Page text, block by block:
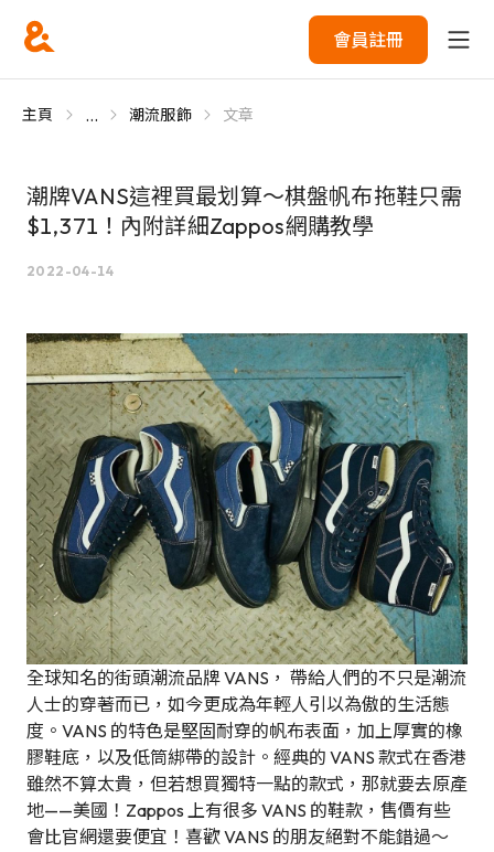
會員註冊
主頁 ... 潮流服飾 文章
潮牌VANS這裡買最划算～棋盤帆布拖鞋只需
$1,371！內附詳細Zappos網購教學
2022-04-14
全球知名的街頭潮流品牌 VANS， 帶給人們的不只是潮流
人士的穿著而已，如今更成為年輕人引以為傲的生活態
度。VANS 的特色是堅固耐穿的帆布表面，加上厚實的橡
膠鞋底，以及低筒綁帶的設計。經典的 VANS 款式在香港
雖然不算太貴，但若想買獨特一點的款式，那就要去原產
地——美國！Zappos 上有很多 VANS 的鞋款，售價有些
會比官網還要便宜！喜歡 VANS 的朋友絕對不能錯過～